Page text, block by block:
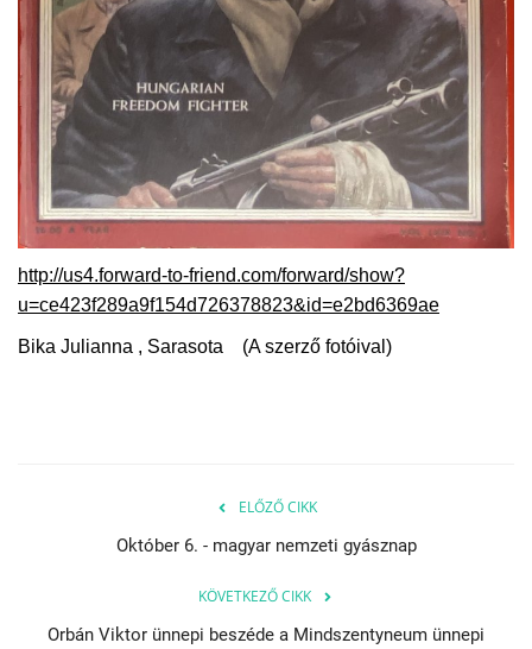
http://us4.forward-to-friend.com/forward/show?
u=ce423f289a9f154d726378823&id=e2bd6369ae
Bika Julianna , Sarasota (A szerző fotóival)
ELŐZŐ CIKK
Október 6. - magyar nemzeti gyásznap
KÖVETKEZŐ CIKK
Orbán Viktor ünnepi beszéde a Mindszentyneum ünnepi